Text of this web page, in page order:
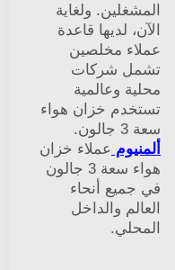
المشغلين. ولغاية
الآن، لديها قاعدة
عملاء مخلصين
تشمل شركات
محلية وعالمية
تستخدم خزان هواء
سعة 3 جالون.
ألمنيوم عملاء خزان
هواء سعة 3 جالون
في جميع أنحاء
العالم والداخل
المحلي.